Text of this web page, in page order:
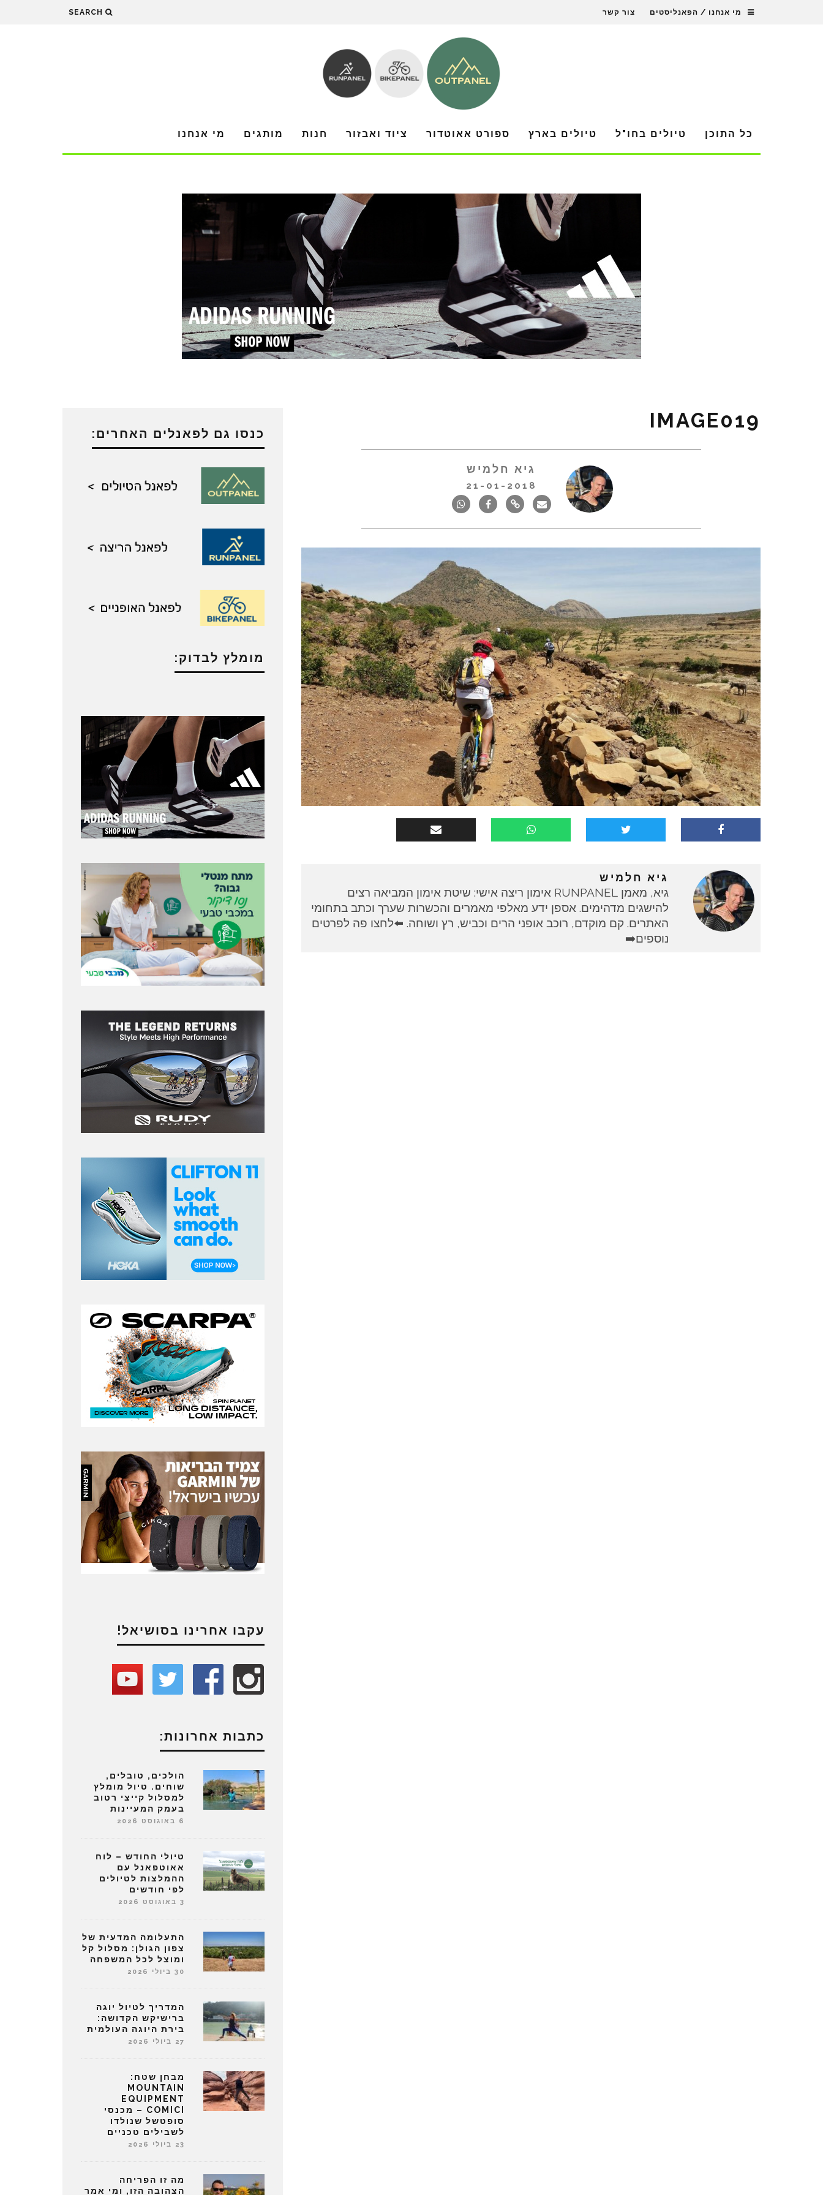
מי אנחנו / הפאנליסטים צור קשר SEARCH
כל התוכן טיולים בחו"ל טיולים בארץ ספורט אאוטדור ציוד ואבזור חנות מותגים מי אנחנו
IMAGE019
גיא חלמיש
21-01-2018
גיא חלמיש
גיא, מאמן RUNPANEL אימון ריצה אישי: שיטת אימון המביאה רצים
להישגים מדהימים. אספן ידע מאלפי מאמרים והכשרות שערך וכתב בתחומי
האתרים. קם מוקדם, רוכב אופני הרים וכביש, רץ ושוחה. ⬅️לחצו פה לפרטים
נוספים➡️
כנסו גם לפאנלים האחרים:
מומלץ לבדוק:
עקבו אחרינו בסושיאל!
כתבות אחרונות:
הולכים, טובלים,
שוחים. טיול מומלץ
למסלול קייצי רטוב
בעמק המעיינות
6 באוגוסט 2026
טיולי החודש – לוח
אאוטפאנל עם
ההמלצות לטיולים
לפי חודשים
3 באוגוסט 2026
התעלומה המדעית של
צפון הגולן: מסלול קל
ומוצל לכל המשפחה
30 ביולי 2026
המדריך לטיול יוגה
ברישיקש הקדושה:
בירת היוגה העולמית
27 ביולי 2026
מבחן שטח:
MOUNTAIN
EQUIPMENT
COMICI – מכנסי
סופטשל שנולדו
לשבילים טכניים
23 ביולי 2026
מה זו הפריחה
הצהובה הזו, ומי אמר